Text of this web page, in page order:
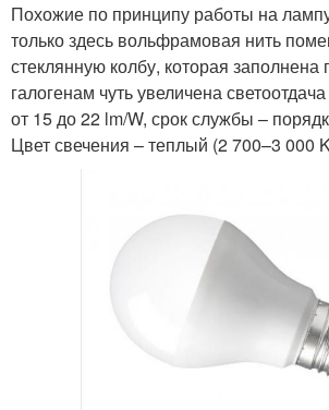
Похожие по принципу работы на
только здесь вольфрамовая нить
стеклянную колбу, которая заполнена
галогенам чуть увеличена
от 15 до 22 lm/W, срок службы –
Цвет свечения – теплый (2 700–3 000